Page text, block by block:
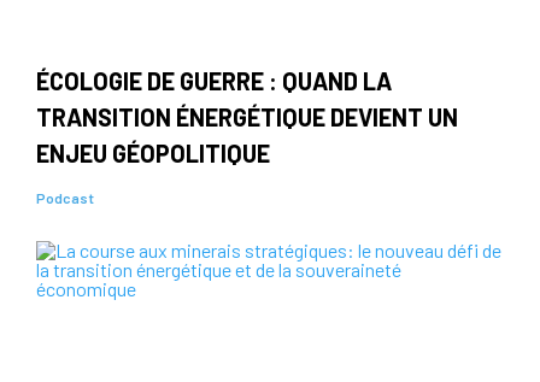
ÉCOLOGIE DE GUERRE : QUAND LA
TRANSITION ÉNERGÉTIQUE DEVIENT UN
ENJEU GÉOPOLITIQUE
Podcast